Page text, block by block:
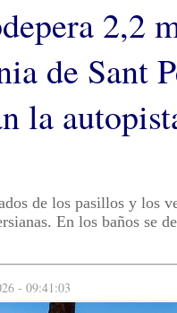
2,2
de Sant
la
de los pasillos y los
En los baños se
- 09:41:03